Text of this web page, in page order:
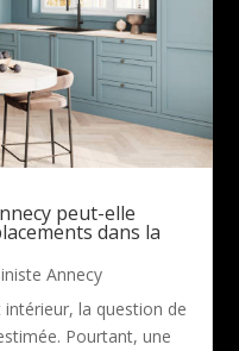
peut-elle
dans la
Annecy
la question de
Pourtant, une